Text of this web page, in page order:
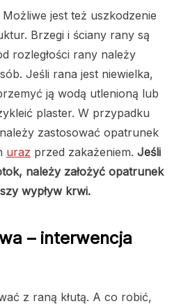
jest też uszkodzenie
Brzegi i ściany rany są
rozległości rany należy
Jeśli rana jest niewielka,
ją wodą utlenioną lub
plaster. W przypadku
zastosować opatrunek
uraz przed zakażeniem. Jeśli
należy założyć opatrunek
wypływ krwi.
– interwencja
z raną kłutą. A co robić,